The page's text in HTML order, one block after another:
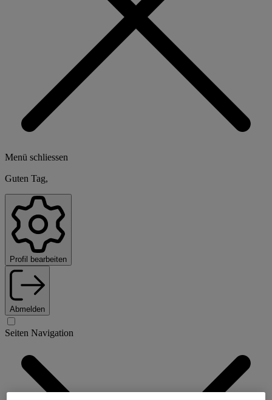
Menü schliessen
Guten Tag,
Profil bearbeiten
Abmelden
Seiten Navigation